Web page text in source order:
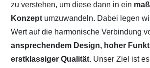
zu verstehen, um diese dann in ein
Konzept umzuwandeln. Dabei legen
Wert auf die harmonische Verbindung
ansprechendem Design, hoher
erstklassiger Qualität. Unser Ziel ist